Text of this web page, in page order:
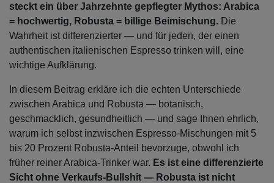
steckt ein über Jahrzehnte gepflegter Mythos: Arabica
= hochwertig, Robusta = billige Beimischung. Die
Wahrheit ist differenzierter — und für jeden, der einen
authentischen italienischen Espresso trinken will, eine
wichtige Aufklärung.
In diesem Beitrag erkläre ich die echten Unterschiede
zwischen Arabica und Robusta — botanisch,
geschmacklich, gesundheitlich — und sage Ihnen ehrlich,
warum ich selbst inzwischen Espresso-Mischungen mit 5
bis 20 Prozent Robusta-Anteil bevorzuge, obwohl ich
früher reiner Arabica-Trinker war. Es ist eine differenzierte
Sicht ohne Verkaufs-Bullshit — Robusta ist nicht